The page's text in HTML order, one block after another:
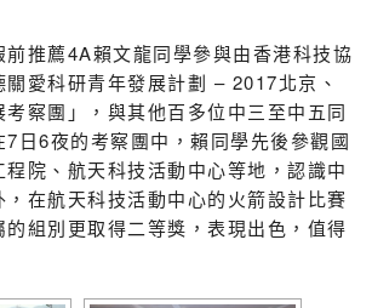
推薦4A賴文龍同學參與由香港科技協
愛科研青年發展計劃 – 2017北京、
察團」，與其他百多位中三至中五同
日6夜的考察團中，賴同學先後參觀國
院、航天科技活動中心等地，認識中
在航天科技活動中心的火箭設計比賽
組別更取得二等獎，表現出色，值得